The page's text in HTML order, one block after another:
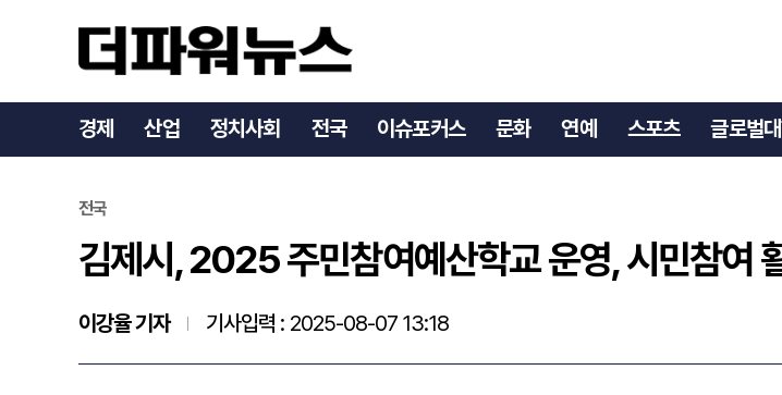
경제 산업 정치사회 전국 이슈포커스 문화 연예 스포츠 글로벌
김제시, 2025 주민참여예산학교 운영, 시민참여 활성화 도모
전국
김제시, 2025 주민참여예산학교 운영, 시민참여
이강율 기자 기사입력 : 2025-08-07 13:18